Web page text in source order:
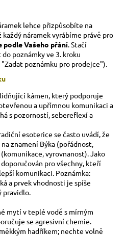
lehce přizpůsobíte na
náramek vyrábíme právě pro
podle Vašeho přání . Stačí
do poznámky ve 3. kroku
poznámku pro prodejce").
kámen, který podporuje
a upřímnou komunikaci a
s pozorností, sebereflexí a
esoterice se často uvádí, že
znamení Býka (pořádnost,
vyrovnanost). Jako
pro všechny, kteří
komunikaci. Poznámka:
a prvek vhodnosti je spíše
pravidlo.
mytí v teplé vodě s mírným
se agresivní chemie.
hadříkem; nechte volně